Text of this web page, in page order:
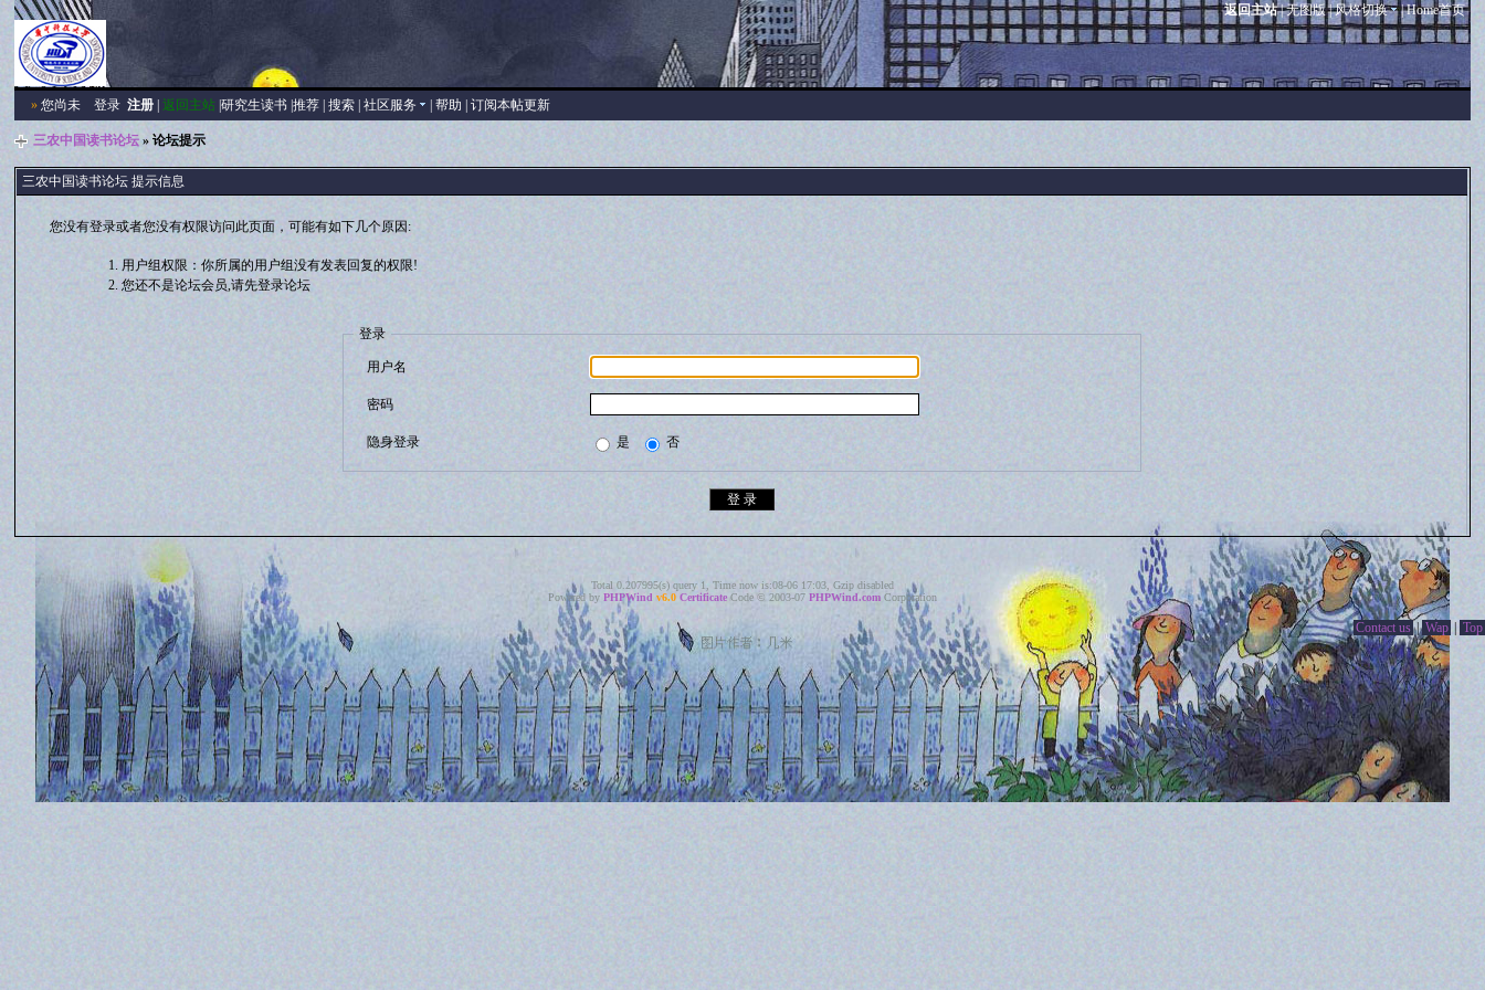
返回主站|无图版|风格切换 |Home首页
» 您尚未登录 注册 |返回主站 |研究生读书 |推荐 |搜索 |社区服务 |帮助 |订阅本帖更新
三农中国读书论坛 » 论坛提示
三农中国读书论坛 提示信息
您没有登录或者您没有权限访问此页面，可能有如下几个原因:
用户组权限：你所属的用户组没有发表回复的权限!
您还不是论坛会员,请先登录论坛
登录
用户名
密码
隐身登录 是 否
Total 0.207995(s) query 1, Time now is:08-06 17:03, Gzip disabled
Powered by PHPWind v6.0 Certificate Code © 2003-07 PHPWind.com Corporation
Contact us | Wap | Top